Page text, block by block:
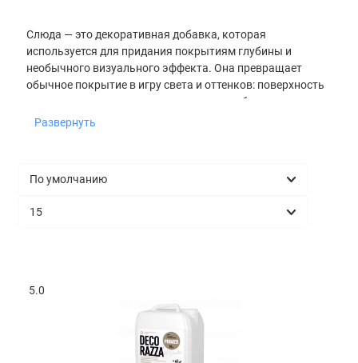
Масла, воски и морилки
Колоранты
Показать все
Слюда — это декоративная добавка, которая
используется для придания покрытиям глубины и
необычного визуального эффекта. Она превращает
обычное покрытие в игру света и оттенков: поверхность
начинает переливаться, а интерьер приобретает
индивидуальность. Именно поэтому слюда Decorazza
Развернуть
5.0